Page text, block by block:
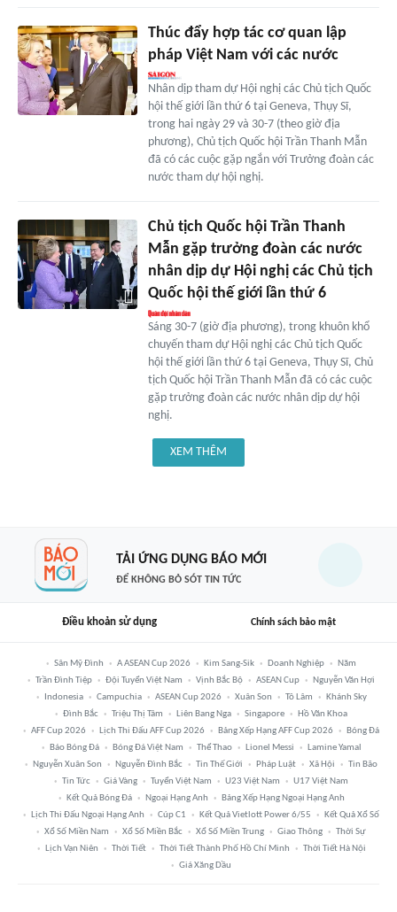
Thúc đẩy hợp tác cơ quan lập
pháp Việt Nam với các nước
Nhân dịp tham dự Hội nghị các Chủ tịch Quốc
hội thế giới lần thứ 6 tại Geneva, Thụy Sĩ,
trong hai ngày 29 và 30-7 (theo giờ địa
phương), Chủ tịch Quốc hội Trần Thanh Mẫn
đã có các cuộc gặp ngắn với Trưởng đoàn các
nước tham dự hội nghị.
Chủ tịch Quốc hội Trần Thanh
Mẫn gặp trưởng đoàn các nước
nhân dịp dự Hội nghị các Chủ tịch
Quốc hội thế giới lần thứ 6
Sáng 30-7 (giờ địa phương), trong khuôn khổ
chuyến tham dự Hội nghị các Chủ tịch Quốc
hội thế giới lần thứ 6 tại Geneva, Thụy Sĩ, Chủ
tịch Quốc hội Trần Thanh Mẫn đã có các cuộc
gặp trưởng đoàn các nước nhân dịp dự hội
nghị.
XEM THÊM
TẢI ỨNG DỤNG BÁO MỚI
ĐỂ KHÔNG BỎ SÓT TIN TỨC
Điều khoản sử dụng Chính sách bảo mật
Sân Mỹ Đình A ASEAN Cup 2026 Kim Sang-Sik Doanh Nghiệp
Năm
Trần Đình Tiệp
Đội Tuyển Việt Nam Vịnh Bắc Bộ ASEAN Cup
Nguyễn Văn Hợi
Indonesia
Campuchia ASEAN Cup 2026 Xuân Son Tô Lâm
Khánh Sky
Đình Bắc
Triệu Thị Tâm Liên Bang Nga Singapore
Hồ Văn Khoa
AFF Cup 2026
Lịch Thi Đấu AFF Cup 2026 Bảng Xếp Hạng AFF Cup 2026
Bóng Đá
Báo Bóng Đá
Bóng Đá Việt Nam Thể Thao Lionel Messi
Lamine Yamal
Nguyễn Xuân Son
Nguyễn Đình Bắc Tin Thế Giới Pháp Luật Xã Hội
Tin Bão
Tin Tức
Giá Vàng Tuyển Việt Nam U23 Việt Nam
U17 Việt Nam
Kết Quả Bóng Đá
Ngoại Hạng Anh
Bảng Xếp Hạng Ngoại Hạng Anh
Lịch Thi Đấu Ngoại Hạng Anh
Cúp C1 Kết Quả Vietlott Power 6/55
Kết Quả Xổ Số
Xổ Số Miền Nam
Xổ Số Miền Bắc Xổ Số Miền Trung Giao Thông
Thời Sự
Lịch Vạn Niên
Thời Tiết Thời Tiết Thành Phố Hồ Chí Minh
Thời Tiết Hà Nội
Giá Xăng Dầu